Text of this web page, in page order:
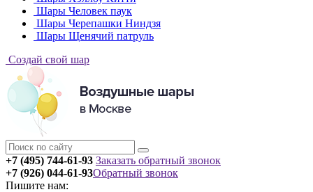
Шары Человек паук
Шары Черепашки Ниндзя
Шары Щенячий патруль
Создай свой шар
+7 (495) 744-61-93 Заказать обратный звонок
+7 (926) 044-61-93
Пишите нам:
Обратный звонок